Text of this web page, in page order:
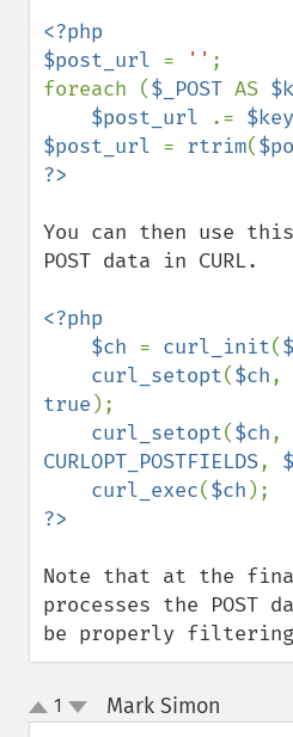
<?php
$post_url = '' ;
foreach ($_POST AS
$post_url
.= $key
$post_url = rtrim(
You can then use
POST data in CURL.
<?php
    $ch
= curl_init(
curl_setopt($ch,
true );
curl_setopt($ch
CURLOPT_POSTFIELDS,
curl_exec($ch
Note that at the
processes the POST
be properly
up
down
1 Mark Simon